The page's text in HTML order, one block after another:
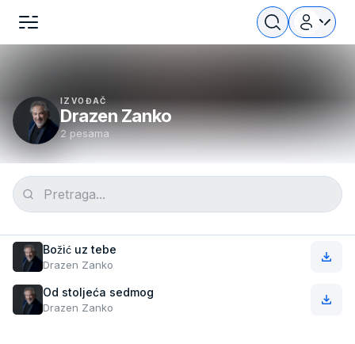
IZVOĐAČ
Drazen Zanko
2 pesama
Božić uz tebe
Drazen Zanko
Od stoljeća sedmog
Drazen Zanko